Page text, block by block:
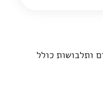
ותלבושות כולל